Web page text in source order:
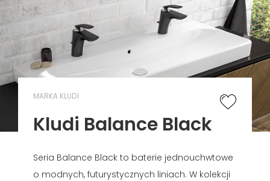
MARKA KLUDI
Kludi Balance Black
Seria Balance Black to baterie jednouchwtowe
o modnych, futurystycznych liniach. W kolekcji